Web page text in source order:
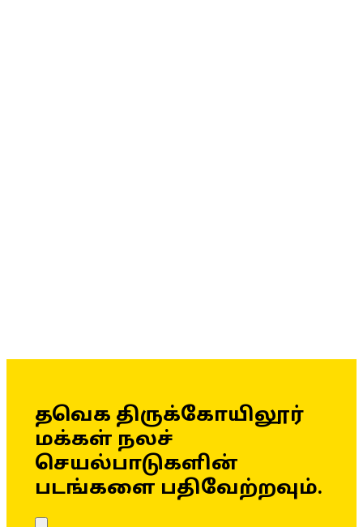
தவெக திருக்கோயிலூர்
மக்கள் நலச்
செயல்பாடுகளின்
படங்களை பதிவேற்றவும்.